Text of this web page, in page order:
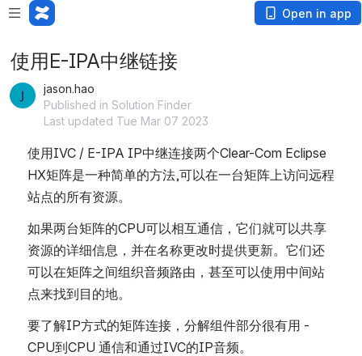
Open in app
使用E-IPA中继链接
jason.hao
Published in Solution Finder
Last updated Tue Mar 07 2023
使用IVC / E-IPA IP中继连接两个Clear-Com Eclipse
HX矩阵是一种简单的方法,可以在一台矩阵上访问远程
站点的所有资源。
如果两台矩阵的CPU可以相互通信，它们就可以共享
资源的详细信息，并在名称更改时提供更新。它们还
可以在矩阵之间组织音频路由，甚至可以使用中间站
点来找到目的地。
要了解IP方式的矩阵连接，分解组件部分很有用 -
CPU到CPU 通信和通过IVC的IP音频。